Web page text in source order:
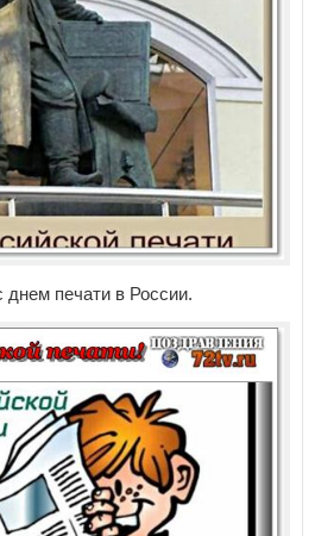
днем печати в России.